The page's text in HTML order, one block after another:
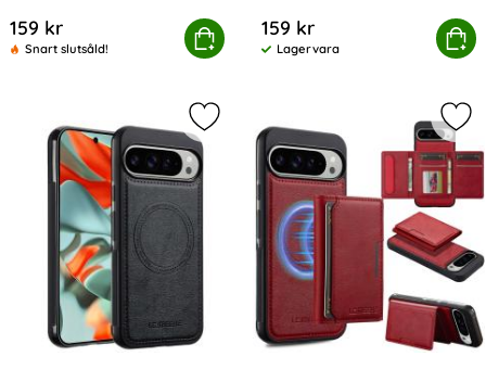
159 kr
Snart slutsåld!
Köp
Pixel 10/10 Pro / 9/9 Pro Fodral RFID Litchi Läder Lila
159 kr
Tillgänglighet:
Lagervara
Köp
Google Pixel 10/10 Pro / 9/9 Pro
Markera lC.IMEEKE Google Pixel